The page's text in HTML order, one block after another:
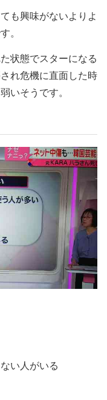
も興味がないよりよ
。
状態でスターになる
れ危機に直面した時
いそうです。
い人がいる